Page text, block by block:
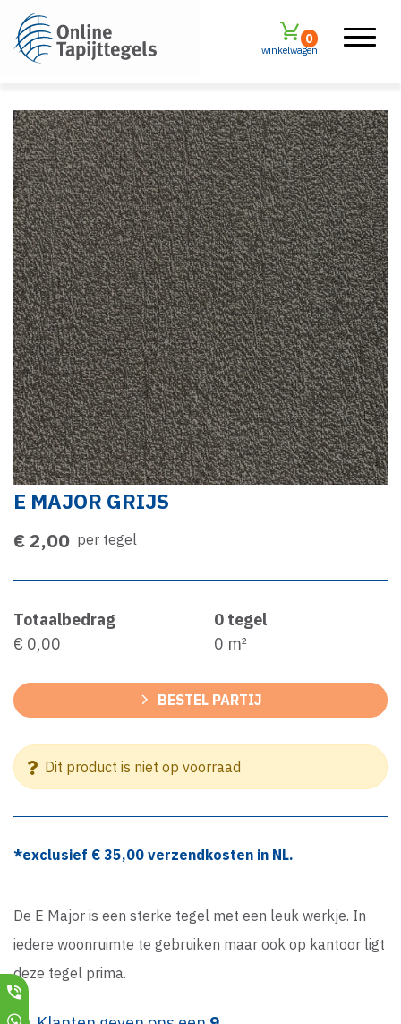
winkelwagen
0
E MAJOR GRIJS
€ 2,00 per tegel
Totaalbedrag
€ 0,00
0 tegel
0 m²
BESTEL PARTIJ
Dit product is niet op voorraad
*exclusief € 35,00 verzendkosten in NL.
De E Major is een sterke tegel met een leuk werkje. In
iedere woonruimte te gebruiken maar ook op kantoor ligt
deze tegel prima.